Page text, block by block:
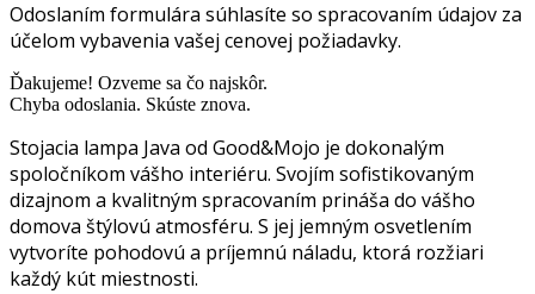
Odoslaním formulára súhlasíte so spracovaním údajov za
účelom vybavenia vašej cenovej požiadavky.
Ďakujeme! Ozveme sa čo najskôr.
Chyba odoslania. Skúste znova.
Stojacia lampa Java od Good&Mojo je dokonalým
spoločníkom vášho interiéru. Svojím sofistikovaným
dizajnom a kvalitným spracovaním prináša do vášho
domova štýlovú atmosféru. S jej jemným osvetlením
vytvoríte pohodovú a príjemnú náladu, ktorá rozžiari
každý kút miestnosti.